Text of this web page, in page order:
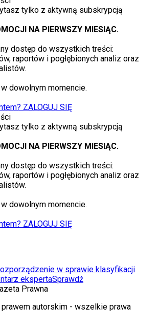
tylko z aktywną subskrypcją
NA PIERWSZY MIESIĄC.
dostęp do wszystkich treści:
raportów i pogłębionych analiz oraz
dowolnym momencie.
ZALOGUJ SIĘ
tylko z aktywną subskrypcją
NA PIERWSZY MIESIĄC.
dostęp do wszystkich treści:
raportów i pogłębionych analiz oraz
dowolnym momencie.
ZALOGUJ SIĘ
w sprawie klasyfikacji
ekspertaSprawdź
Prawna
prawem autorskim - wszelkie prawa